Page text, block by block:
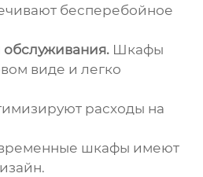
бесперебойное
обслуживания. Шкафы
виде и легко
расходы на
шкафы имеют